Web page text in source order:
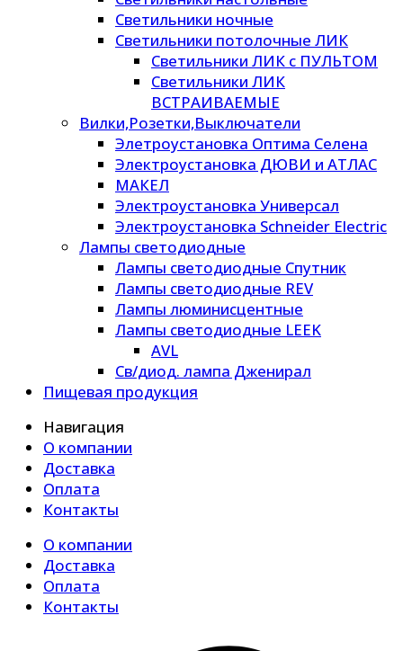
Светильники ночные
Светильники потолочные ЛИК
Светильники ЛИК с ПУЛЬТОМ
Светильники ЛИК
ВСТРАИВАЕМЫЕ
Вилки,Розетки,Выключатели
Элетроустановка Оптима Селена
Электроустановка ДЮВИ и АТЛАС
МАКЕЛ
Электроустановка Универсал
Электроустановка Schneider Electric
Лампы светодиодные
Лампы светодиодные Спутник
Лампы светодиодные REV
Лампы люминисцентные
Лампы светодиодные LEEK
AVL
Св/диод. лампа Дженирал
Пищевая продукция
Навигация
О компании
Доставка
Оплата
Контакты
О компании
Доставка
Оплата
Контакты